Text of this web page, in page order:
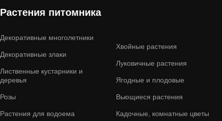
Растения питомника
Декоративные многолетники
Декоративные злаки
Лиственные кустарники и
деревья
Розы
Растения для водоема
Хвойные растения
Луковичные растения
Ягодные и плодовые
Вьющиеся растения
Кадочные, комнатные цветы